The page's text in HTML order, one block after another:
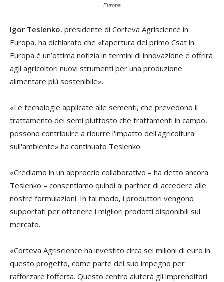
Europa
Igor Teslenko, presidente di Corteva Agriscience in
Europa, ha dichiarato che «l’apertura del primo Csat in
Europa è un’ottima notizia in termini di innovazione e offrirà
agli agricoltori nuovi strumenti per una produzione
alimentare più sostenibile».
«Le tecnologie applicate alle sementi, che prevedono il
trattamento dei semi piuttosto che trattamenti in campo,
possono contribuire a ridurre l'impatto dell'agricoltura
sull'ambiente» ha continuato Teslenko.
«Crediamo in un approccio collaborativo – ha detto ancora
Teslenko – consentiamo quindi ai partner di accedere alle
nostre formulazioni. In tal modo, i produttori vengono
supportati per ottenere i migliori prodotti disponibili sul
mercato.
«Corteva Agriscience ha investito circa sei milioni di euro in
questo progetto, come parte del suo impegno per
rafforzare l’offerta. Questo centro aiuterà gli imprenditori